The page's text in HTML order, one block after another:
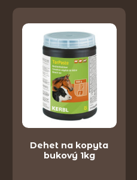
Dehet na kopyta
bukový 1kg